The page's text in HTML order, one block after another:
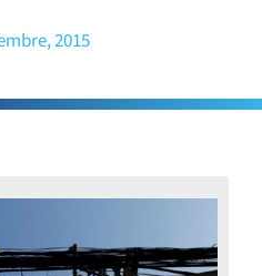
2015